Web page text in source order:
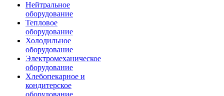
Нейтральное
оборудование
Тепловое
оборудование
Холодильное
оборудование
Электромеханическое
оборудование
Хлебопекарное и
кондитерское
оборудование